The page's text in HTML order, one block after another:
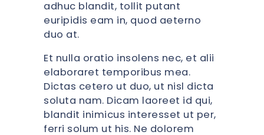
adhuc blandit, tollit putant
euripidis eam in, quod aeterno
duo at.
Et nulla oratio insolens nec, et alii
elaboraret temporibus mea.
Dictas cetero ut duo, ut nisl dicta
soluta nam. Dicam laoreet id qui,
blandit inimicus interesset ut per,
ferri solum ut his. Ne dolorem